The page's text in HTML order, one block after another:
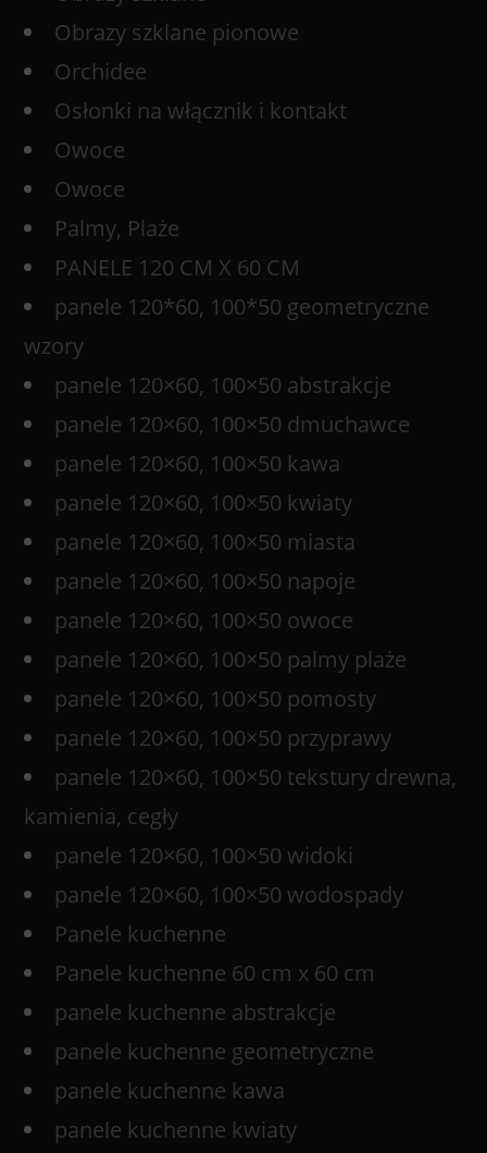
Obrazy szklane pionowe
Orchidee
Osłonki na włącznik i kontakt
Owoce
Owoce
Palmy, Plaże
PANELE 120 CM X 60 CM
panele 120*60, 100*50 geometryczne
wzory
panele 120×60, 100×50 abstrakcje
panele 120×60, 100×50 dmuchawce
panele 120×60, 100×50 kawa
panele 120×60, 100×50 kwiaty
panele 120×60, 100×50 miasta
panele 120×60, 100×50 napoje
panele 120×60, 100×50 owoce
panele 120×60, 100×50 palmy plaże
panele 120×60, 100×50 pomosty
panele 120×60, 100×50 przyprawy
panele 120×60, 100×50 tekstury drewna,
kamienia, cegły
panele 120×60, 100×50 widoki
panele 120×60, 100×50 wodospady
Panele kuchenne
Panele kuchenne 60 cm x 60 cm
panele kuchenne abstrakcje
panele kuchenne geometryczne
panele kuchenne kawa
panele kuchenne kwiaty